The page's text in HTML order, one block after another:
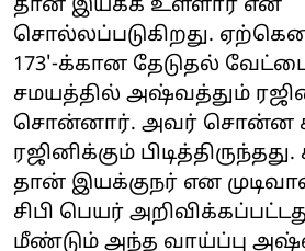
தான் இயக்க உள்ளார் என
சொல்லப்படுகிறது.
173'-க்கான தேடுதல்
சமயத்தில் அஷ்வத்தும்
சொன்னார். அவர் சொன்ன
ரஜினிக்கும்
தான் இயக்குநர் என
சிபி பெயர்
மீண்டும் அந்த வாய்ப்பு